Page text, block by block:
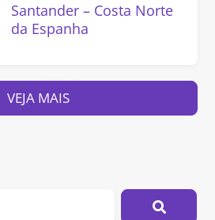
Santander – Costa Norte
da Espanha
VEJA MAIS